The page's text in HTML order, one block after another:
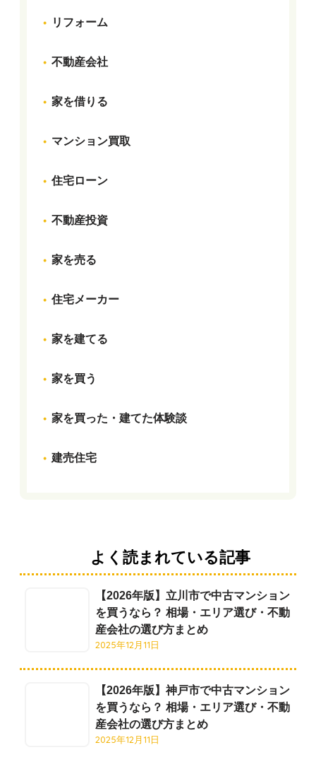
リフォーム
不動産会社
家を借りる
マンション買取
住宅ローン
不動産投資
家を売る
住宅メーカー
家を建てる
家を買う
家を買った・建てた体験談
建売住宅
よく読まれている記事
【2026年版】立川市で中古マンション
を買うなら？ 相場・エリア選び・不動
産会社の選び方まとめ
2025年12月11日
【2026年版】神戸市で中古マンション
を買うなら？ 相場・エリア選び・不動
産会社の選び方まとめ
2025年12月11日